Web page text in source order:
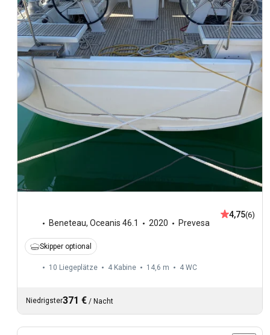
Beneteau, Oceanis 46.1 2020 Prevesa
4,75(6)
Skipper optional
10 Liegeplätze 4 Kabine 14,6 m 4 WC
Niedrigster371 € / Nacht